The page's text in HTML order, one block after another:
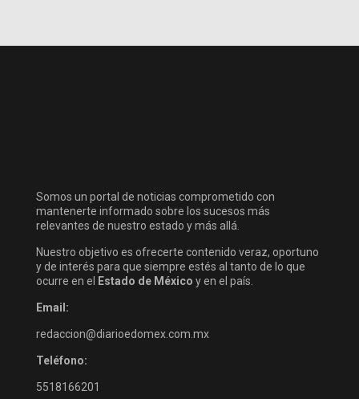
Somos un portal de noticias comprometido con
mantenerte informado sobre los sucesos más
relevantes de nuestro estado y más allá.
Nuestro objetivo es ofrecerte contenido veraz, oportuno
y de interés para que siempre estés al tanto de lo que
ocurre en el
Estado de México y en el país.
Email:
redaccion@diarioedomex.com.mx
Teléfono:
5518166201